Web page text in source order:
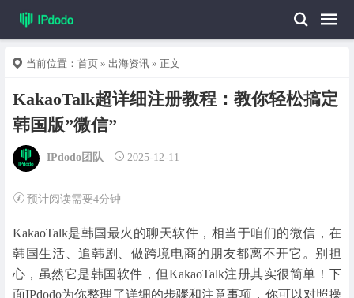
当前位置： 首页 » 出海资讯 » 正文
KakaoTalk超详细注册教程：教你轻松搞定
韩国版”微信”
IPdodo团队 2025-12-11
预计阅读需要4分钟
KakaoTalk是韩国最火的聊天软件，相当于咱们的微信，在
韩国生活、追韩剧、做跨境电商的朋友都离不开它。别担
心，虽然它是韩国软件，但KakaoTalk注册其实很简单！下
面IPdodo为你整理了详细的步骤和注意事项，你可以对照操